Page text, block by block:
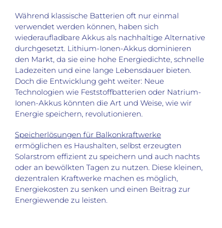
Während klassische Batterien oft nur einmal
verwendet werden können, haben sich
wiederaufladbare Akkus als nachhaltige Alternative
durchgesetzt. Lithium-Ionen-Akkus dominieren
den Markt, da sie eine hohe Energiedichte, schnelle
Ladezeiten und eine lange Lebensdauer bieten.
Doch die Entwicklung geht weiter: Neue
Technologien wie Feststoffbatterien oder Natrium-
Ionen-Akkus könnten die Art und Weise, wie wir
Energie speichern, revolutionieren.
Speicherlösungen für Balkonkraftwerke
ermöglichen es Haushalten, selbst erzeugten
Solarstrom effizient zu speichern und auch nachts
oder an bewölkten Tagen zu nutzen. Diese kleinen,
dezentralen Kraftwerke machen es möglich,
Energiekosten zu senken und einen Beitrag zur
Energiewende zu leisten.